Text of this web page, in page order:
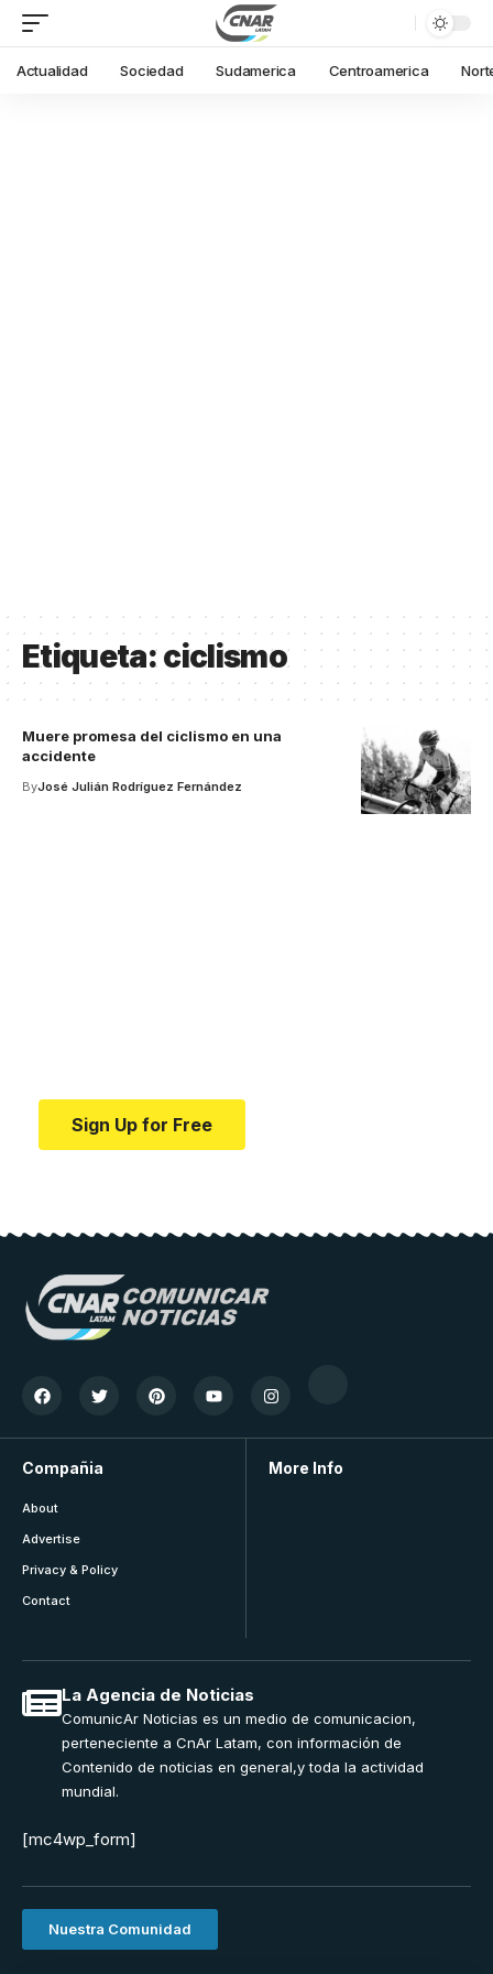
Actualidad Sociedad Sudamerica Centroamerica
Etiqueta:ciclismo
Muere promesa del ciclismo en una
accidente
ByJosé Julián Rodríguez Fernández
Sign Up for Free
Compañia
About
Advertise
Privacy & Policy
Contact
More Info
La Agencia de Noticias
ComunicAr Noticias es un medio de comunicacion,
perteneciente a CnAr Latam, con información de
Contenido de noticias en general,y toda la actividad
mundial.
[mc4wp_form]
Nuestra Comunidad